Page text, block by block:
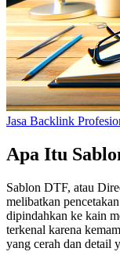
Jasa Backlink
Apa Itu
Sablon DTF, atau
melibatkan
dipindahkan ke kain
terkenal karena
yang cerah dan detail